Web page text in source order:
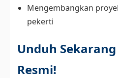
Mengembangkan
pekerti
Unduh
Resmi!